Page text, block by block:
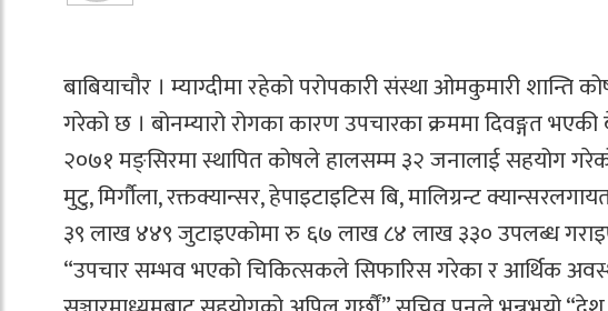
बाबियाचौर । म्याग्दीमा रहेको परोपकारी संस्था ओमकुमारी
गरेको छ । बोनम्यारो रोगका कारण उपचारका क्रममा दिवङ्गत
२०७१ मङ्सिरमा स्थापित कोषले हालसम्म ३२ जनालाई सहयोग
मुटु, मिर्गौला, रक्तक्यान्सर, हेपाइटाइटिस बि, मालिग्रन्ट
३९ लाख ४४९ जुटाइएकोमा रु ६७ लाख ८४ लाख ३३० उपलब्ध
“उपचार सम्भव भएको चिकित्सकले सिफारिस गरेका र आर्थिक